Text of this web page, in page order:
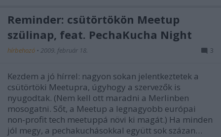
Reminder: csütörtökön Meetup
szülinap, feat. PechaKucha Night
hírbehozó • 2009. február 18. 3
Kezdem a jó hírrel: nagyon sokan jelentkeztetek a
csütörtöki Meetupra, úgyhogy a szervezők is
nyugodtak. (Nem kell ott maradni a Merlinben
mosogatni. Sőt, a Meetup a legnagyobb európai
non-profit tech meetuppá növi ki magát.) Ha minden
jól megy, a pechakuchásokkal együtt sok százan…